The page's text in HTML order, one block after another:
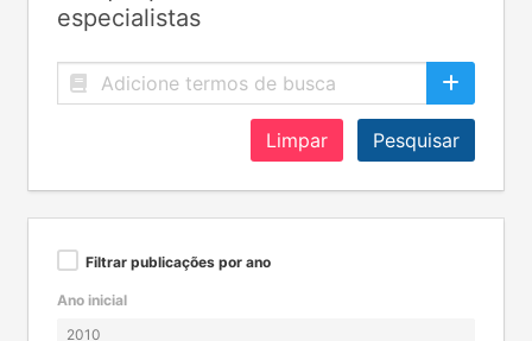
especialistas
Limpar Pesquisar
Filtrar publicações por ano
Ano inicial